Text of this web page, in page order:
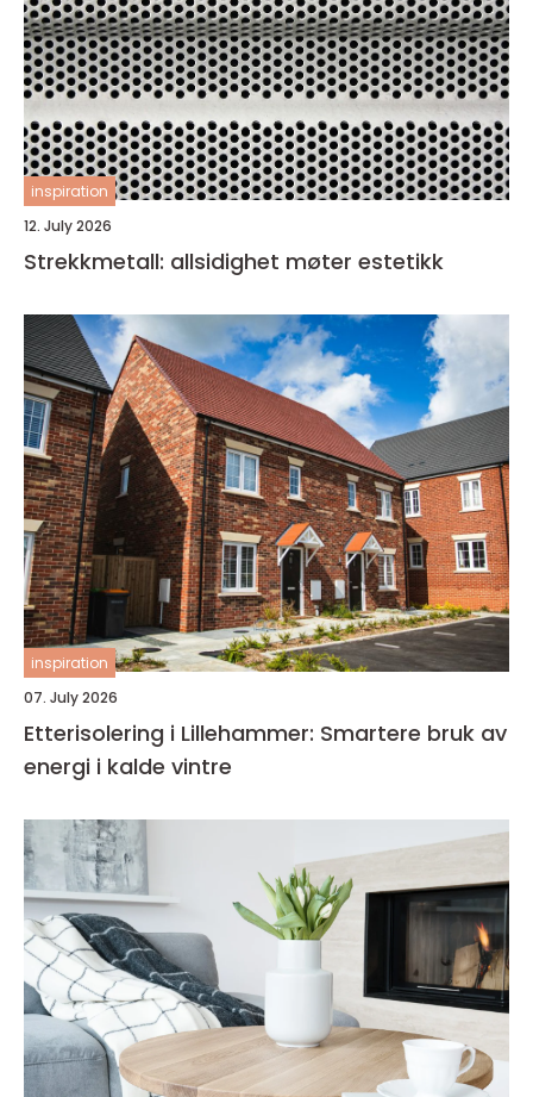
inspiration
12. July 2026
Strekkmetall: allsidighet møter estetikk
inspiration
07. July 2026
Etterisolering i Lillehammer: Smartere bruk av
energi i kalde vintre